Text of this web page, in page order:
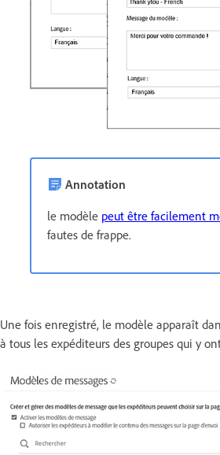
Annotation
le modèle peut être facilement
fautes de frappe.
Une fois enregistré, le modèle apparaît
à tous les expéditeurs des groupes qui y